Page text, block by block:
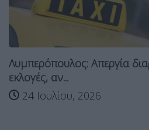
Λυμπερόπουλος: Απεργία
εκλογές, αν...
24 Ιουλίου, 2026